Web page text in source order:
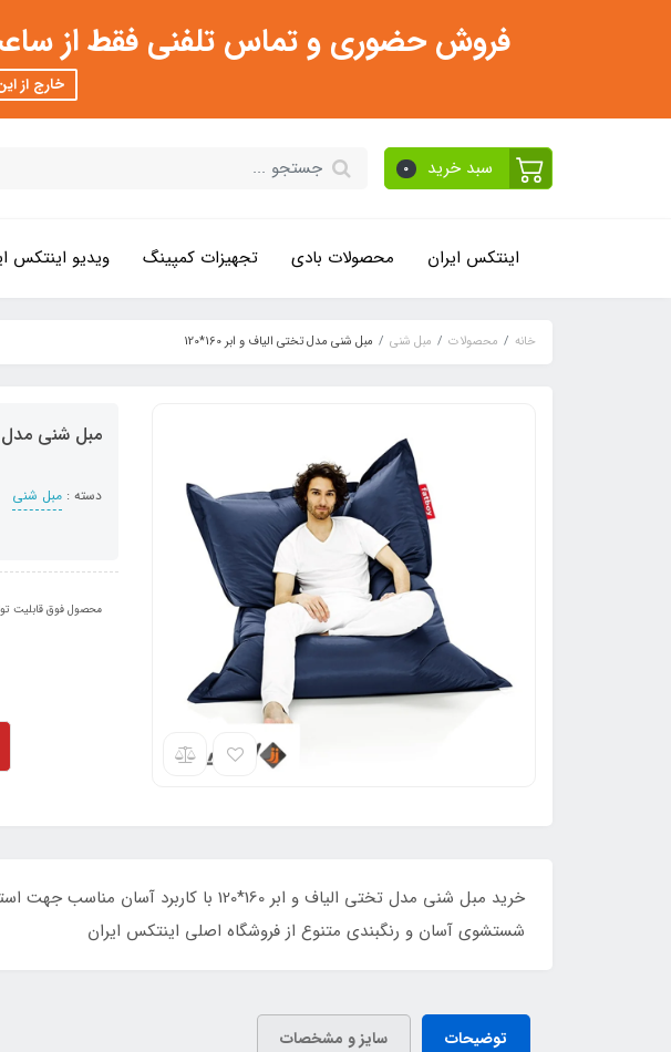
فروش حضوری و تماس تلفنی فقط از ساعت 11:30 صبح تا 2 عصر و 3 تا 8 شب امکان
خارج از
سبد خرید 0
اینتکس ایران محصولات بادی تجهیزات کمپینگ ویدیو اینتکس
خانه محصولات مبل شنی مبل شنی مدل تختی الیاف و ابر 160*120
مبل شنی مدل
دسته : مبل شنی
محصول فوق قابلیت
خرید مبل شنی مدل تختی الیاف و ابر
شستشوی آسان و رنگبندی متنوع از فروشگاه اصلی اینتکس ایران
توضیحات سایز و مشخصات